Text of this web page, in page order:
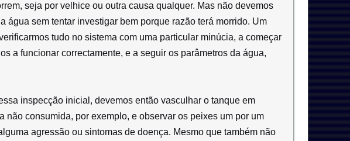
seja por velhice ou outra causa qualquer. Mas não devemos
água sem tentar investigar bem porque razão terá morrido. Um
tudo no sistema com uma particular minúcia, a começar
a funcionar correctamente, e a seguir os parâmetros da água,
inspecção inicial, devemos então vasculhar o tanque em
não consumida, por exemplo, e observar os peixes um por um
agressão ou sintomas de doença. Mesmo que também não